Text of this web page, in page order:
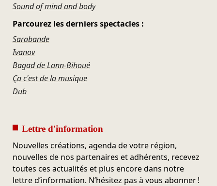
Sound of mind and body
Parcourez les derniers spectacles :
Sarabande
Ivanov
Bagad de Lann‑Bihoué
Ça c'est de la musique
Dub
Lettre d'information
Nouvelles créations, agenda de votre région,
nouvelles de nos partenaires et adhérents, recevez
toutes ces actualités et plus encore dans notre
lettre d’information. N’hésitez pas à vous abonner !